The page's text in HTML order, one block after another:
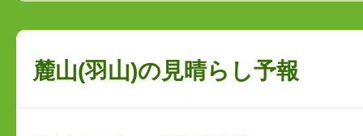
麓山(羽山)の見晴らし予報